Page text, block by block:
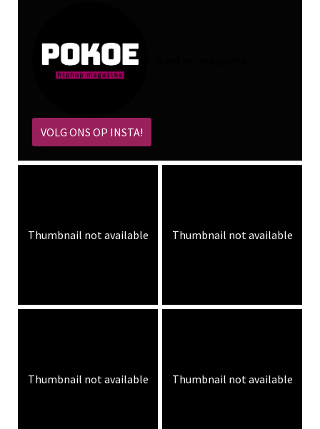
VOLG ONS OP INSTA!
Thumbnail not available Thumbnail not available
Thumbnail not available Thumbnail not available